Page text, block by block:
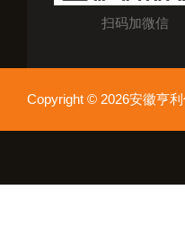
扫码加微信
Copyright © 2026安徽亨